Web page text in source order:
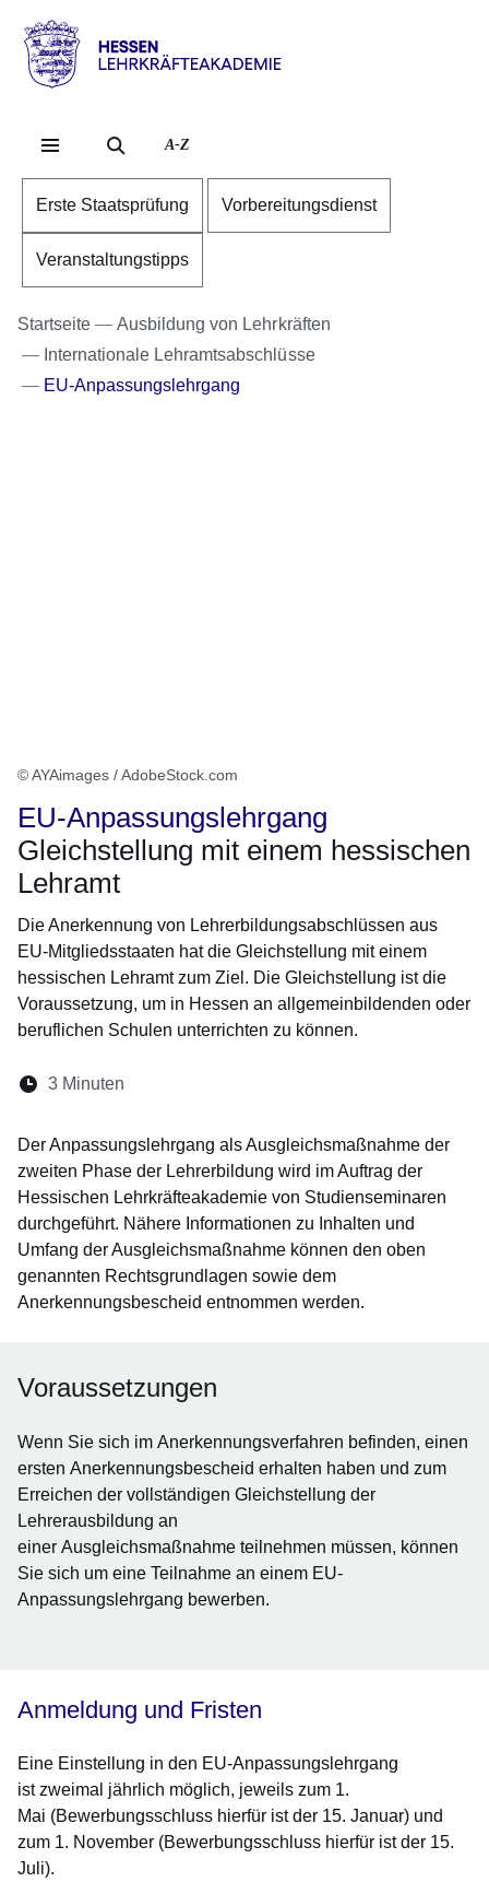
Direkt zum Kopf der
Direkt zum Inhalt
Direkt zum Fuß der
Hessen
Lehrkräfteakademie
A-Z
Erste Staatsprüfung Vorbereitungsdienst
Veranstaltungstipps
Startseite
Ausbildung von Lehrkräften
Internationale Lehramtsabschlüsse
EU-Anpassungslehrgang
© AYAimages / AdobeStock.com
EU-Anpassungslehrgang
Gleichstellung mit einem hessischen
Lehramt
Die Anerkennung von Lehrerbildungsabschlüssen aus
EU-Mitgliedsstaaten hat die Gleichstellung mit einem
hessischen Lehramt zum Ziel. Die Gleichstellung ist die
Voraussetzung, um in Hessen an allgemeinbildenden oder
beruflichen Schulen unterrichten zu können.
Lesedauer:
3 Minuten
Der Anpassungslehrgang als Ausgleichsmaßnahme der
zweiten Phase der Lehrerbildung wird im Auftrag der
Hessischen Lehrkräfteakademie von Studienseminaren
durchgeführt. Nähere Informationen zu Inhalten und
Umfang der Ausgleichsmaßnahme können den oben
genannten Rechtsgrundlagen sowie dem
Anerkennungsbescheid entnommen werden.
Voraussetzungen
Wenn Sie sich im Anerkennungsverfahren befinden, einen
ersten Anerkennungsbescheid erhalten haben und zum
Erreichen der vollständigen Gleichstellung der
Lehrerausbildung an
einer Ausgleichsmaßnahme teilnehmen müssen, können
Sie sich um eine Teilnahme an einem EU-
Anpassungslehrgang bewerben.
Anmeldung und Fristen
Eine Einstellung in den EU-Anpassungslehrgang
istzweimal jährlich möglich, jeweils zum 1.
Mai (Bewerbungsschluss hierfür ist der 15. Januar) und
zum 1. November (Bewerbungsschluss hierfür ist der 15.
Juli).